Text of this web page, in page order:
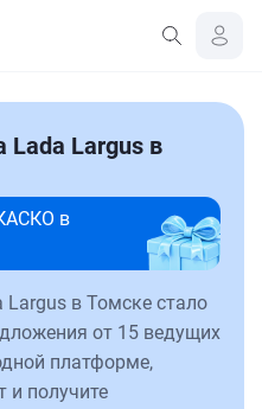
Largus в
в
в Томске стало
от 15 ведущих
платформе,
и получите